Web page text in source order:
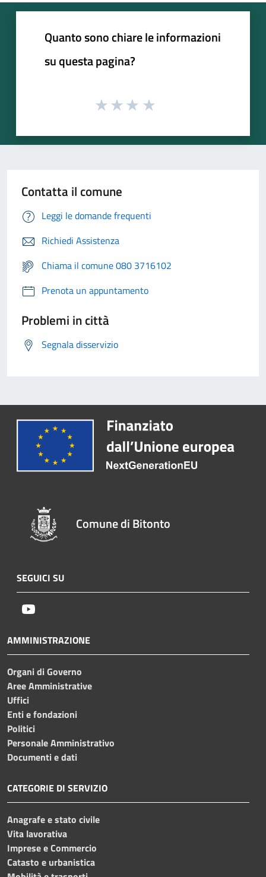
Quanto sono chiare le informazioni
su questa pagina?
Contatta il comune
Leggi le domande frequenti
Richiedi Assistenza
Chiama il comune 080 3716102
Prenota un appuntamento
Problemi in città
Segnala disservizio
Comune di Bitonto
SEGUICI SU
AMMINISTRAZIONE
Organi di Governo
Aree Amministrative
Uffici
Enti e fondazioni
Politici
Personale Amministrativo
Documenti e dati
CATEGORIE DI SERVIZIO
Anagrafe e stato civile
Vita lavorativa
Imprese e Commercio
Catasto e urbanistica